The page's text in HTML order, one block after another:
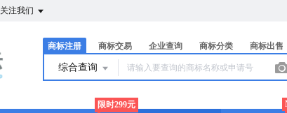
关注我们
商标注册 商标交易 企业查询 商标分类 商标出售
综合查询
限时299元